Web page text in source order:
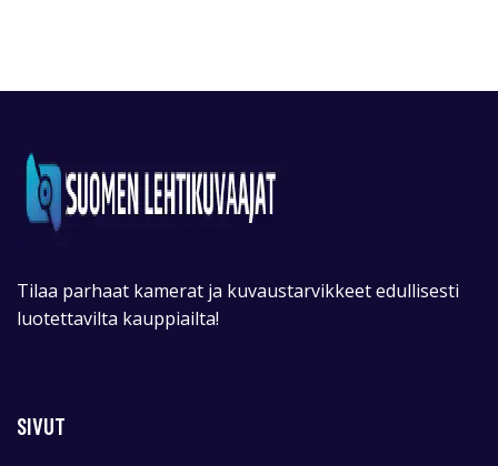
Tilaa parhaat kamerat ja kuvaustarvikkeet edullisesti
luotettavilta kauppiailta!
SIVUT